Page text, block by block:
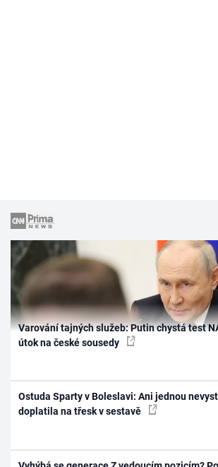
Varování tajných služeb: Putin chystá test
útok na české sousedy
Ostuda Sparty v Boleslavi: Ani jednou
doplatila na třesk v sestavě